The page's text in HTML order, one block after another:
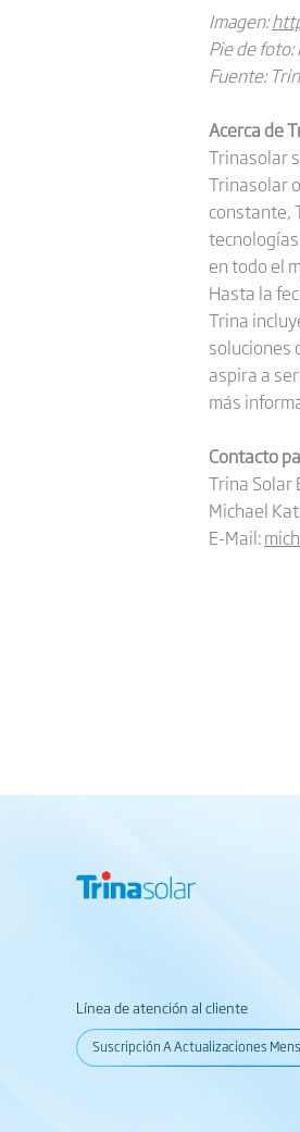
Imagen:
Pie de
Fuente:
Acerca de
Trinasolar
Trinasolar
constante,
en todo el
Hasta la
Trina
soluciones
aspira a
más
Contacto
Trina Solar
Michael
E-Mail:
Línea de atención al cliente
Suscripción A Actualizaciones